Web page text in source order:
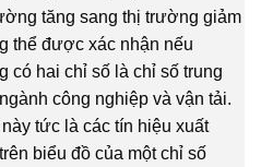
tăng sang thị trường giảm
thể được xác nhận nếu
có hai chỉ số là chỉ số trung
công nghiệp và vận tải.
tức là các tín hiệu xuất
biểu đồ của một chỉ số